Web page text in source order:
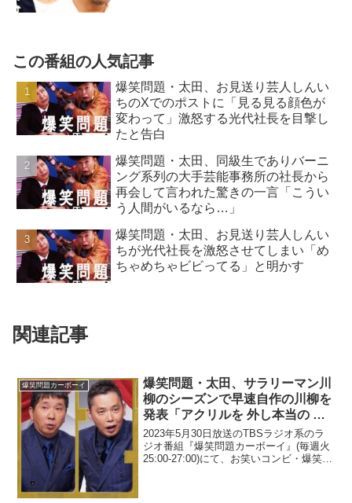
この番組の人気記事
爆笑問題・太田、お見送り芸人しんい
ちのXでのポストに「見る見る顔色が
変わって」激怒する光代社長を目撃し
たと告白
爆笑問題・太田、同級生でありバーニ
ング系列の大手芸能事務所の社長から
再会して言われた驚きの一言「こうい
う人間がいるなら…」
爆笑問題・太田、お見送り芸人しんい
ちが光代社長を激怒させてしまい「め
ちゃめちゃビビってる」と明かす
関連記事
爆笑問題カーボーイ
爆笑問題・太田、サラリーマン川
柳のシーズンで早速自作の川柳を
発表「アクリルを 外し本当の 壁
を知る」
2023年5月30日放送のTBSラジオ系のラ
ジオ番組『爆笑問題カーボーイ』(毎週火
25:00-27:00)にて、お笑いコンビ・爆笑問